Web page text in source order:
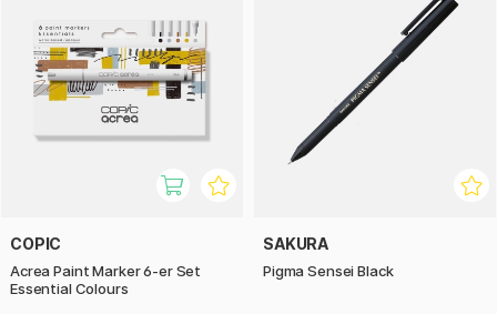
COPIC
Acrea Paint Marker 6-er Set
Essential Colours
SAKURA
Pigma Sensei Black